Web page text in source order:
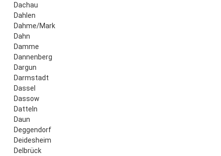
Dachau
Dahlen
Dahme/Mark
Dahn
Damme
Dannenberg
Dargun
Darmstadt
Dassel
Dassow
Datteln
Daun
Deggendorf
Deidesheim
Delbrück